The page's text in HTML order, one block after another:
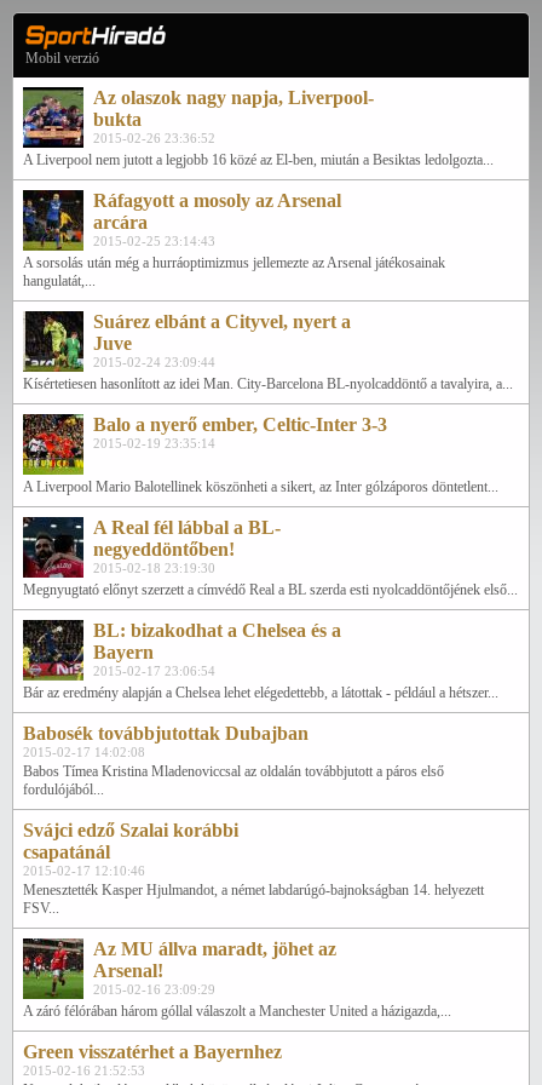
Mobil verzió
Az olaszok nagy napja, Liverpool-
bukta
2015-02-26 23:36:52
A Liverpool nem jutott a legjobb 16 közé az El-ben, miután a Besiktas ledolgozta...
Ráfagyott a mosoly az Arsenal
arcára
2015-02-25 23:14:43
A sorsolás után még a hurráoptimizmus jellemezte az Arsenal játékosainak
hangulatát,...
Suárez elbánt a Cityvel, nyert a
Juve
2015-02-24 23:09:44
Kísértetiesen hasonlított az idei Man. City-Barcelona BL-nyolcaddöntő a tavalyira, a...
Balo a nyerő ember, Celtic-Inter 3-3
2015-02-19 23:35:14
A Liverpool Mario Balotellinek köszönheti a sikert, az Inter gólzáporos döntetlent...
A Real fél lábbal a BL-
negyeddöntőben!
2015-02-18 23:19:30
Megnyugtató előnyt szerzett a címvédő Real a BL szerda esti nyolcaddöntőjének első...
BL: bizakodhat a Chelsea és a
Bayern
2015-02-17 23:06:54
Bár az eredmény alapján a Chelsea lehet elégedettebb, a látottak - például a hétszer...
Babosék továbbjutottak Dubajban
2015-02-17 14:02:08
Babos Tímea Kristina Mladenoviccsal az oldalán továbbjutott a páros első
fordulójából...
Svájci edző Szalai korábbi
csapatánál
2015-02-17 12:10:46
Menesztették Kasper Hjulmandot, a német labdarúgó-bajnokságban 14. helyezett
FSV...
Az MU állva maradt, jöhet az
Arsenal!
2015-02-16 23:09:29
A záró félórában három góllal válaszolt a Manchester United a házigazda,...
Green visszatérhet a Bayernhez
2015-02-16 21:52:53